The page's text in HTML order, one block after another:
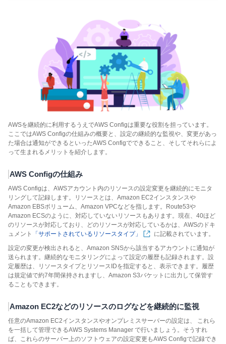
AWSを継続的に利用するうえでAWS Configは重要な役割を担っています。
ここではAWS Configの仕組みの概要と、設定の継続的な監視や、変更があっ
た場合は通知ができるといったAWS Configでできること、そしてそれらによ
って生まれるメリットを紹介します。
AWS Configの仕組み
AWS Configは、AWSアカウント内のリソースの設定変更を継続的にモニタ
リングして記録します。リソースとは、Amazon EC2インスタンスや
Amazon EBSボリューム、Amazon VPCなどを指します。Route53や
Amazon ECSのように、対応していないリソースもあります。現在、40ほど
のリソースが対応しており、どのリソースが対応しているかは、AWSのドキ
ュメント
「サポートされているリソースタイプ」
に記載されています。
設定の変更が検出されると、Amazon SNSから該当するアカウントに通知が
送られます。継続的なモニタリングによって設定の履歴も記録されます。設
定履歴は、リソースタイプとリソースIDを指定すると、表示できます。履歴
は規定値で約7年間保持されますし、Amazon S3バケットに出力して保管す
ることもできます。
Amazon EC2などのリソースのログなどを継続的に監視
任意のAmazon EC2インスタンスやオンプレミスサーバーの設定は、 これら
を一括して管理できるAWS Systems Manager で行いましょう。そうすれ
ば、これらのサーバー上のソフトウェアの設定変更もAWS Configで記録でき